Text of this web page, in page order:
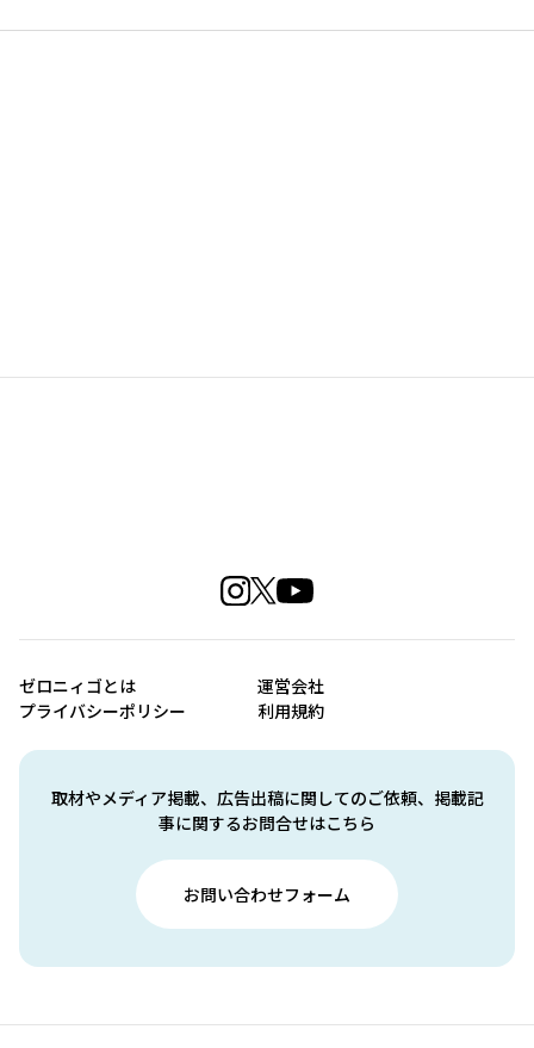
取材やメディア掲載、広告出稿に関してのご依頼、掲載記
事に関するお問合せはこちら
お問い合わせフォーム
ゼロニィゴとは
運営会社
プライバシーポリシー
利用規約